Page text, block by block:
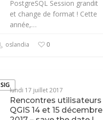
PostgreSQL Session grandit
et change de format ! Cette
année,…
oslandia 0
SIG
lundi 17 juillet 2017
Rencontres utilisateurs
QGIS 14 et 15 décembre